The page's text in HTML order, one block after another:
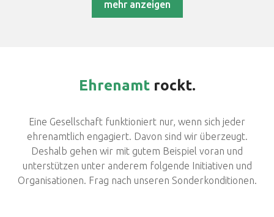
mehr anzeigen
Ehrenamtrockt.
Eine Gesellschaft funktioniert nur, wenn sich jeder
ehrenamtlich engagiert. Davon sind wir überzeugt.
Deshalb gehen wir mit gutem Beispiel voran und
unterstützen unter anderem folgende Initiativen und
Organisationen. Frag nach unseren Sonderkonditionen.